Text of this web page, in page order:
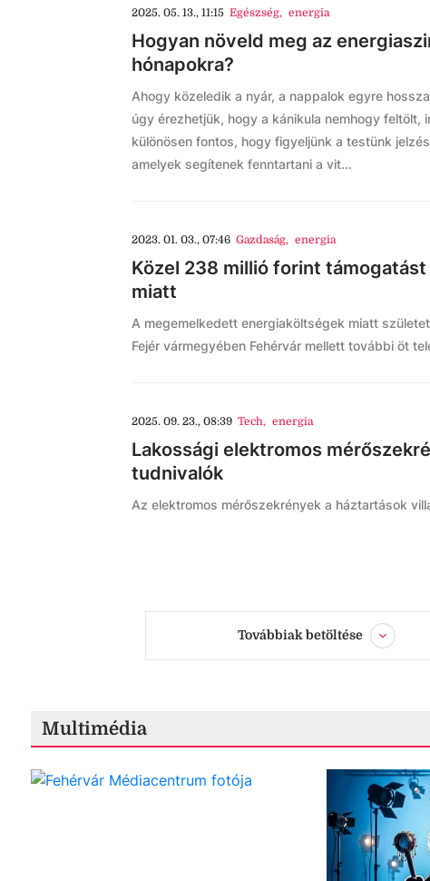
2025. 05. 13., 11:15 Egészség, energia
Hogyan növeld meg az
hónapokra?
Ahogy közeledik a nyár, a nappalok egyre
úgy érezhetjük, hogy a kánikula nemhogy feltölt,
különösen fontos, hogy figyeljünk a testünk
amelyek segítenek fenntartani a vit...
2023. 01. 03., 07:46 Gazdaság, energia
Közel 238 millió forint
miatt
A megemelkedett energiaköltségek miatt
Fejér vármegyében Fehérvár mellett további öt
2025. 09. 23., 08:39 Tech, energia
Lakossági elektromos
tudnivalók
Az elektromos mérőszekrények a háztartások
Továbbiak betöltése
Multimédia